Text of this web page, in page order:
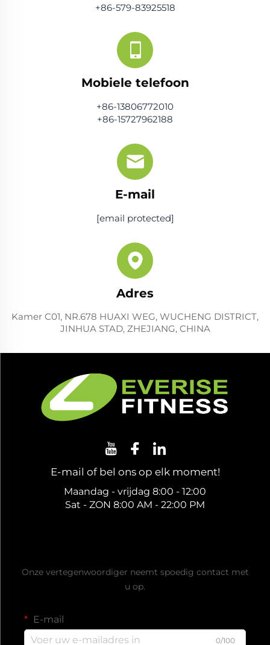
+86-579-83925518
Mobiele telefoon
+86-13806772010
+86-15727962188
E-mail
[email protected]
Adres
Kamer C01, NR.678 HUAXI WEG, WUCHENG DISTRICT,
JINHUA STAD, ZHEJIANG, CHINA
E-mail of bel ons op elk moment!
Maandag - vrijdag 8:00 - 12:00
Sat - ZON 8:00 AM - 22:00 PM
Onze vertegenwoordiger neemt spoedig contact met
u op.
E-mail
0/100